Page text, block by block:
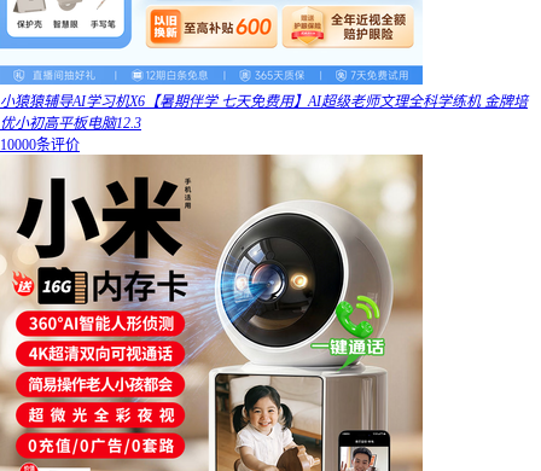
小猿猿辅导AI学习机X6【暑期伴学 七天免费用】AI超级老师文理全科学练机 金牌培
优小初高平板电脑12.3
10000条评价